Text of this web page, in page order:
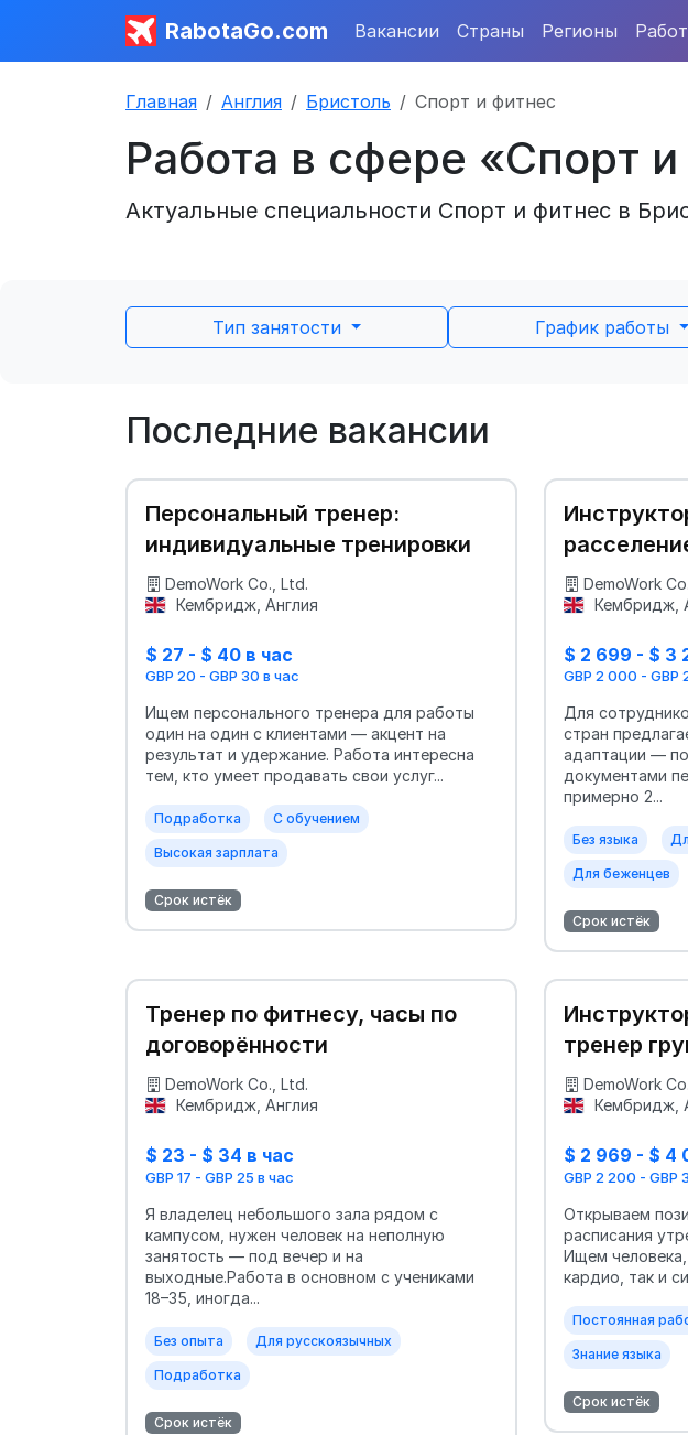
RabotaGo.com Вакансии Страны Регионы
Главная Англия Бристоль Спорт и фитнес
Работа в сфере «Спорт
Актуальные специальности Спорт и фитнес в
Тип занятости График работы
Последние вакансии
Персональный тренер:
индивидуальные тренировки
DemoWork Co., Ltd.
Кембридж, Англия
$ 27 - $ 40 в час
GBP 20 - GBP 30 в час
Ищем персонального тренера для работы
один на один с клиентами — акцент на
результат и удержание. Работа интересна
тем, кто умеет продавать свои услуг...
Подработка С обучением
Высокая зарплата
Срок истёк
DemoWork
Кембридж,
$ 2 699 - $ 3
GBP 2 000 - GBP
Для
стран
адаптации —
документами
примерно 2...
Без языка
Для беженцев
Срок истёк
Тренер по фитнесу, часы по
договорённости
DemoWork Co., Ltd.
Кембридж, Англия
$ 23 - $ 34 в час
GBP 17 - GBP 25 в час
Я владелец небольшого зала рядом с
кампусом, нужен человек на неполную
занятость — под вечер и на
выходные.Работа в основном с учениками
18–35, иногда...
Без опыта Для русскоязычных
Подработка
Срок истёк
тренер
DemoWork
Кембридж,
$ 2 969 - $ 4
GBP 2 200 - GBP
Открываем
расписания
Ищем
кардио, так и
Постоянная
Знание языка
Срок истёк